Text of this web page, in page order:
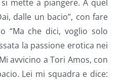
mette a piangere. A quel
dalle un bacio”, con fare
“Ma che dici, voglio solo
la passione erotica nei
avvicino a Tori Amos, con
Lei mi squadra e dice: